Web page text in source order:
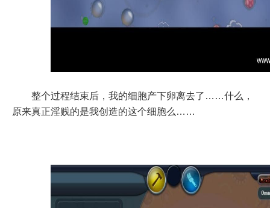
整个过程结束后，我的细胞产下卵离去了……什么，
原来真正淫贱的是我创造的这个细胞么……